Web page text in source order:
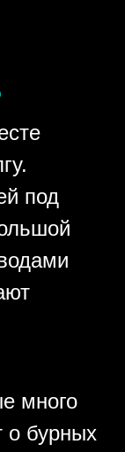
под
много
о бурных